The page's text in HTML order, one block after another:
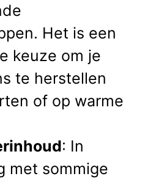
Het is een
keuze om je
te herstellen
of op warme
: In
met sommige